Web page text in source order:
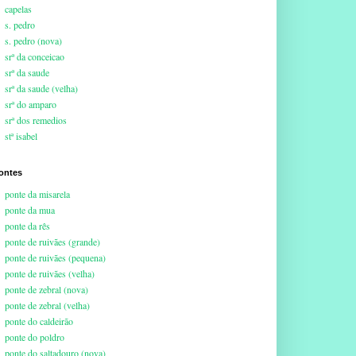
capelas
s. pedro
s. pedro (nova)
srª da conceicao
srª da saude
srª da saude (velha)
srª do amparo
srª dos remedios
stª isabel
ponte da misarela
ponte da mua
ponte da rês
ponte de ruivães (grande)
ponte de ruivães (pequena)
ponte de ruivães (velha)
ponte de zebral (nova)
ponte de zebral (velha)
ponte do caldeirão
ponte do poldro
ponte do saltadouro (nova)